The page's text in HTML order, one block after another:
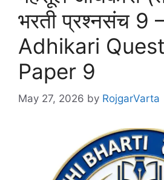
भरती प्रश्नसंच 9
Adhikari
Paper 9
May 27, 2026 by RojgarVarta